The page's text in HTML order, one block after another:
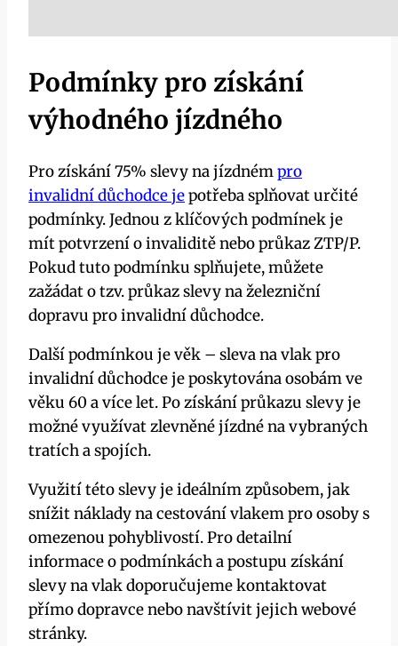
Podmínky pro získání
výhodného jízdného
Pro získání 75% slevy na jízdnémpro
invalidní důchodce jepotřeba splňovat určité
podmínky. Jednou z klíčových podmínek je
mít potvrzení o invaliditě nebo průkaz ZTP/P.
Pokud tuto podmínku splňujete, můžete
zažádat o tzv. průkaz slevy na železniční
dopravu pro invalidní důchodce.
Další podmínkou je věk – sleva na vlak pro
invalidní důchodce je poskytována osobám ve
věku 60 a více let. Po získání průkazu slevy je
možné využívat zlevněné jízdné na vybraných
tratích a spojích.
Využití této slevy je ideálním způsobem, jak
snížit náklady na cestování vlakem pro osoby s
omezenou pohyblivostí. Pro detailní
informace o podmínkách a postupu získání
slevy na vlak doporučujeme kontaktovat
přímo dopravce nebo navštívit jejich webové
stránky.